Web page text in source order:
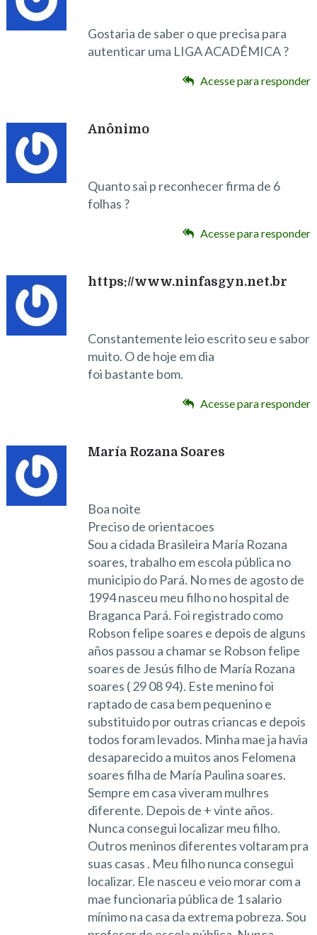
Gostaria de saber o que precisa para
autenticar uma LIGA ACADÊMICA ?
Acesse para responder
Anônimo
Quanto sai p reconhecer firma de 6
folhas ?
Acesse para responder
https://www.ninfasgyn.net.br
Constantemente leio escrito seu e sabor
muito. O de hoje em dia
foi bastante bom.
Acesse para responder
María Rozana Soares
Boa noite
Preciso de orientacoes
Sou a cidada Brasileira María Rozana
soares, trabalho em escola pública no
municipio do Pará. No mes de agosto de
1994 nasceu meu filho no hospital de
Braganca Pará. Foi registrado como
Robson felipe soares e depois de alguns
años passou a chamar se Robson felipe
soares de Jesús filho de María Rozana
soares ( 29 08 94). Este menino foi
raptado de casa bem pequenino e
substituido por outras criancas e depois
todos foram levados. Minha mae ja havia
desaparecido a muitos anos Felomena
soares filha de María Paulina soares.
Sempre em casa viveram mulhres
diferente. Depois de + vinte años.
Nunca consegui localizar meu filho.
Outros meninos diferentes voltaram pra
suas casas . Meu filho nunca consegui
localizar. Ele nasceu e veio morar com a
mae funcionaria pública de 1 salario
mínimo na casa da extrema pobreza. Sou